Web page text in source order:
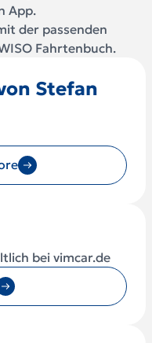
App.
der passenden
Fahrtenbuch.
Stefan
bei vimcar.de